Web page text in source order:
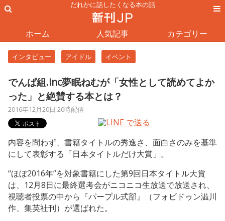
だれかに話したくなる本の話
ホーム 人気記事 カテゴリー
インタビュー アイドル イベント
でんぱ組.inc夢眠ねむが「女性として読めてよか
った」と絶賛する本とは？
2016年12月20日 20時配信
内容を問わず、書籍タイトルの秀逸さ、面白さのみを基準
にして表彰する「日本タイトルだけ大賞」。
“ほぼ2016年”を対象書籍にした第9回日本タイトル大賞
は、12月8日に最終選考会がニコニコ生放送で放送され、
視聴者投票の中から『パープル式部』（フォビドゥン澁川
作、集英社刊）が選ばれた。